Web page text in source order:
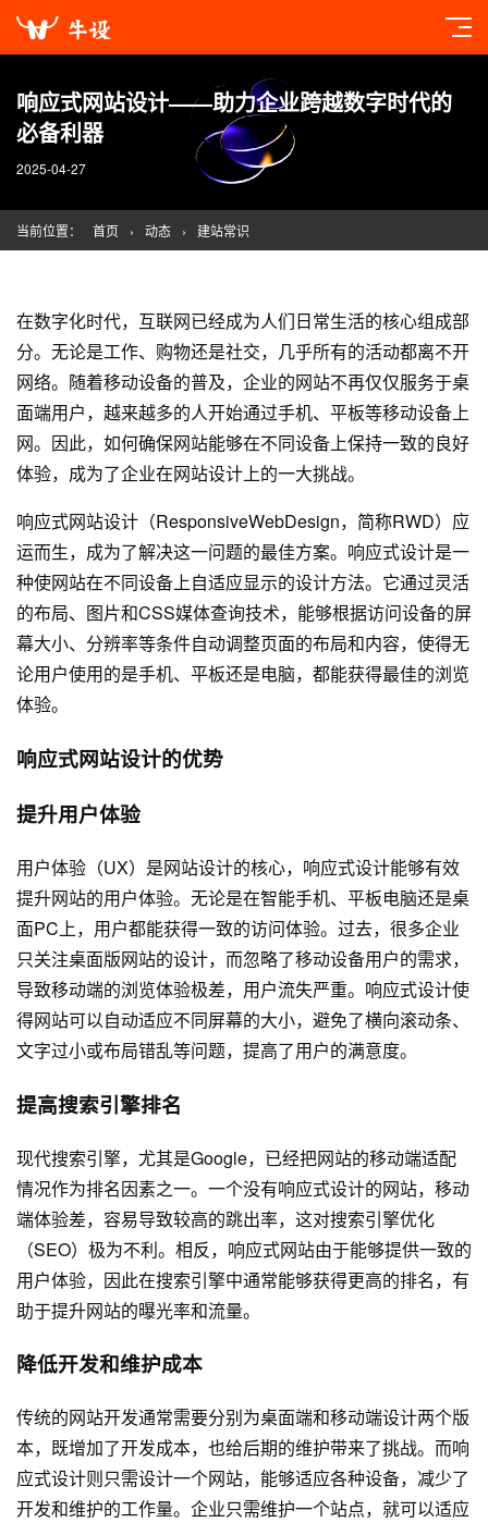
响应式网站设计——助力企业跨越数字时代的
必备利器
2025-04-27
当前位置： 首页 › 动态 › 建站常识
在数字化时代，互联网已经成为人们日常生活的核心组成部
分。无论是工作、购物还是社交，几乎所有的活动都离不开
网络。随着移动设备的普及，企业的网站不再仅仅服务于桌
面端用户，越来越多的人开始通过手机、平板等移动设备上
网。因此，如何确保网站能够在不同设备上保持一致的良好
体验，成为了企业在网站设计上的一大挑战。
响应式网站设计（ResponsiveWebDesign，简称RWD）应
运而生，成为了解决这一问题的最佳方案。响应式设计是一
种使网站在不同设备上自适应显示的设计方法。它通过灵活
的布局、图片和CSS媒体查询技术，能够根据访问设备的屏
幕大小、分辨率等条件自动调整页面的布局和内容，使得无
论用户使用的是手机、平板还是电脑，都能获得最佳的浏览
体验。
响应式网站设计的优势
提升用户体验
用户体验（UX）是网站设计的核心，响应式设计能够有效
提升网站的用户体验。无论是在智能手机、平板电脑还是桌
面PC上，用户都能获得一致的访问体验。过去，很多企业
只关注桌面版网站的设计，而忽略了移动设备用户的需求，
导致移动端的浏览体验极差，用户流失严重。响应式设计使
得网站可以自动适应不同屏幕的大小，避免了横向滚动条、
文字过小或布局错乱等问题，提高了用户的满意度。
提高搜索引擎排名
现代搜索引擎，尤其是Google，已经把网站的移动端适配
情况作为排名因素之一。一个没有响应式设计的网站，移动
端体验差，容易导致较高的跳出率，这对搜索引擎优化
（SEO）极为不利。相反，响应式网站由于能够提供一致的
用户体验，因此在搜索引擎中通常能够获得更高的排名，有
助于提升网站的曝光率和流量。
降低开发和维护成本
传统的网站开发通常需要分别为桌面端和移动端设计两个版
本，既增加了开发成本，也给后期的维护带来了挑战。而响
应式设计则只需设计一个网站，能够适应各种设备，减少了
开发和维护的工作量。企业只需维护一个站点，就可以适应